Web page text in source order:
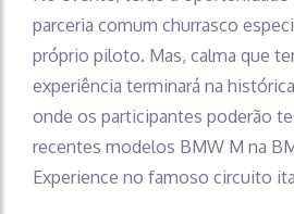
parceria comum churrasco
próprio piloto. Mas, calma que
experiência terminará na
onde os participantes poderão
recentes modelos BMW M na
Experience no famoso circuito